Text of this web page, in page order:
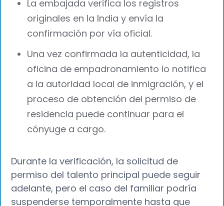
La embajada verifica los registros
originales en la India y envía la
confirmación por vía oficial.
Una vez confirmada la autenticidad, la
oficina de empadronamiento lo notifica
a la autoridad local de inmigración, y el
proceso de obtención del permiso de
residencia puede continuar para el
cónyuge a cargo.
Durante la verificación, la solicitud de
permiso del talento principal puede seguir
adelante, pero el caso del familiar podría
suspenderse temporalmente hasta que